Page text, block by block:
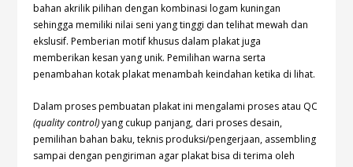
bahan akrilik pilihan dengan kombinasi logam kuningan
sehingga memiliki nilai seni yang tinggi dan telihat mewah dan
ekslusif. Pemberian motif khusus dalam plakat juga
memberikan kesan yang unik. Pemilihan warna serta
penambahan kotak plakat menambah keindahan ketika di lihat.
Dalam proses pembuatan plakat ini mengalami proses atau QC
(quality control)yang cukup panjang, dari proses desain,
pemilihan bahan baku, teknis produksi/pengerjaan, assembling
sampai dengan pengiriman agar plakat bisa di terima oleh